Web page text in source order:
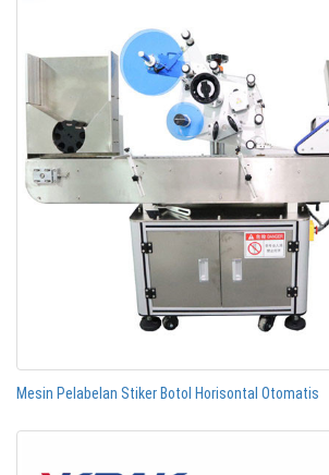
Mesin Pelabelan Stiker Botol Horisontal Otomatis